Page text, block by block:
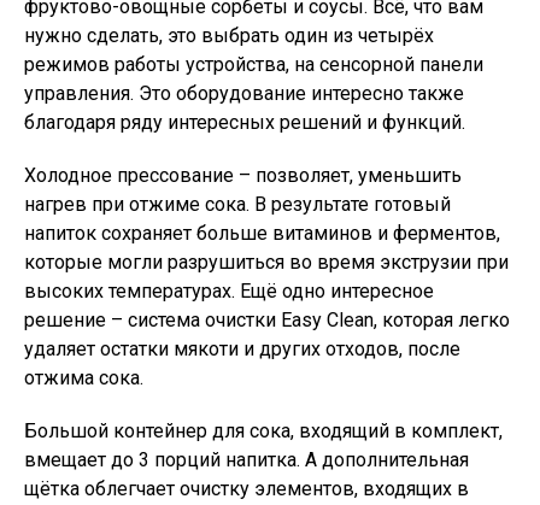
фруктово-овощные сорбеты и соусы. Всё, что вам
нужно сделать, это выбрать один из четырёх
режимов работы устройства, на сенсорной панели
управления. Это оборудование интересно также
благодаря ряду интересных решений и функций.
Холодное прессование – позволяет, уменьшить
нагрев при отжиме сока. В результате готовый
напиток сохраняет больше витаминов и ферментов,
которые могли разрушиться во время экструзии при
высоких температурах. Ещё одно интересное
решение – система очистки Easy Clean, которая легко
удаляет остатки мякоти и других отходов, после
отжима сока.
Большой контейнер для сока, входящий в комплект,
вмещает до 3 порций напитка. А дополнительная
щётка облегчает очистку элементов, входящих в